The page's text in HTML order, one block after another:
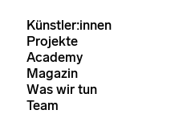
Künstler:innen
Projekte
Academy
Magazin
Was wir tun
Team